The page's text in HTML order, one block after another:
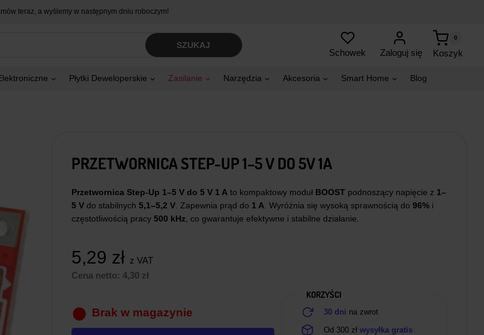
teraz, a wyślemy w następnym dniu roboczym!
SZUKAJ
Schowek Zaloguj się Koszyk
0
Płytki Deweloperskie Zasilanie Narzędzia Akcesoria Smart Home Blog
PRZETWORNICA STEP-UP 1–5 V DO 5V 1A
Przetwornica Step-Up 1–5 V do 5 V 1 Ato kompaktowy moduł BOOSTpodnoszący napięcie z 1–
5 Vdo stabilnych 5,1–5,2 V. Zapewnia prąd do 1 A. Wyróżnia się wysoką sprawnością do 96%i
częstotliwością pracy 500 kHz, co gwarantuje efektywne i stabilne działanie.
5,29 zł z VAT
Cena netto: 4,30 zł
Brak w magazynie
KORZYŚCI
30 dni na zwrot
Od 300 złwysyłka gratis